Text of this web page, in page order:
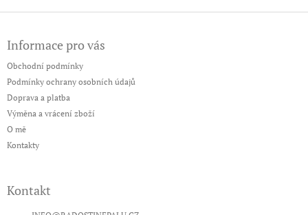
Informace pro vás
Obchodní podmínky
Podmínky ochrany osobních údajů
Doprava a platba
Výměna a vrácení zboží
O mě
Kontakty
Kontakt